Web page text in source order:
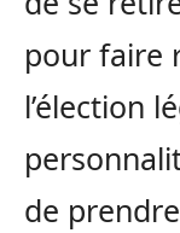
pour faire
l’élection
de